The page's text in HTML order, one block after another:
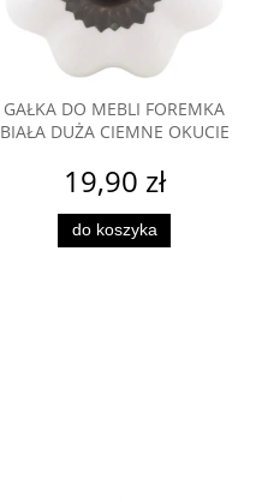
GAŁKA DO MEBLI FOREMKA
BIAŁA DUŻA CIEMNE OKUCIE
19,90 zł
do koszyka